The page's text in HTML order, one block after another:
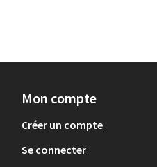
Mon compte
Créer un compte
Se connecter